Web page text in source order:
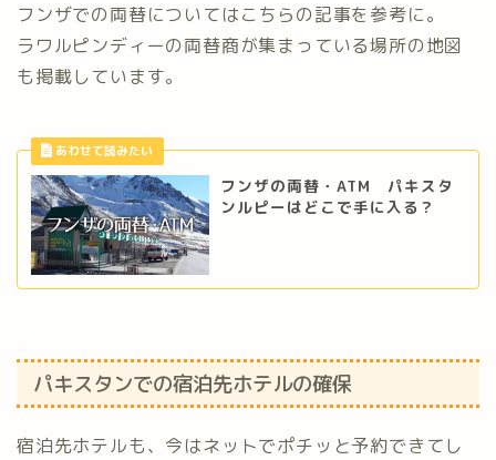
フンザでの両替についてはこちらの記事を参考に。
ラワルピンディーの両替商が集まっている場所の地図
も掲載しています。
フンザの両替・ATM パキスタ
ンルピーはどこで手に入る？
パキスタンでの宿泊先ホテルの確保
宿泊先ホテルも、今はネットでポチッと予約できてし